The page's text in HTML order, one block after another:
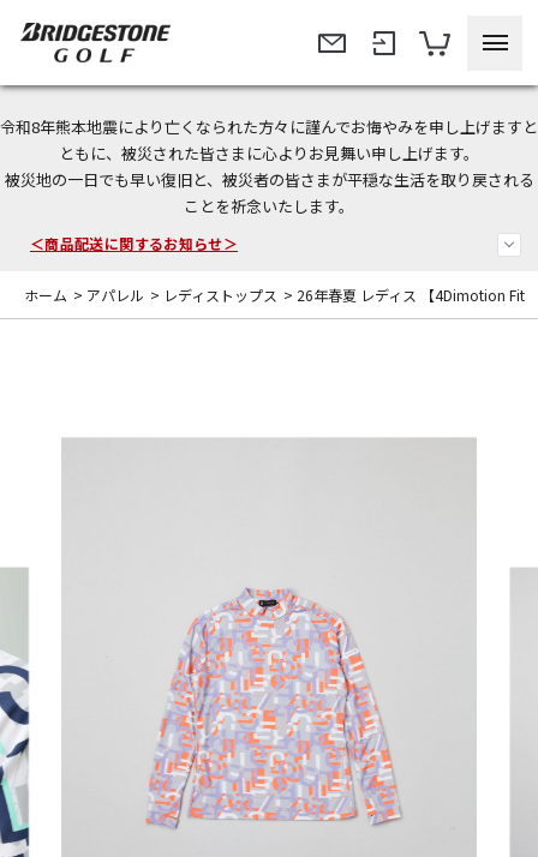
令和8年熊本地震により亡くなられた方々に謹んでお悔やみを申し上げますと
ともに、被災された皆さまに心よりお見舞い申し上げます。
被災地の一日でも早い復旧と、被災者の皆さまが平穏な生活を取り戻される
ことを祈念いたします。
＜夏季休暇中のご注文・発送・お問い合わせ＞
今なら新規会員登録で1,000円OFFクーポンプレゼント！
＜商品配送に関するお知らせ＞
ホーム > アパレル > レディストップス > 26年春夏 レディス 【4Dimotion Fit